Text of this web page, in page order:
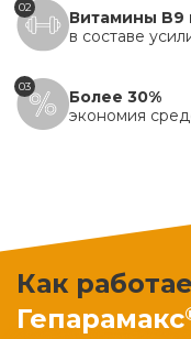
02
Витамины B9
в составе
03
Более 30%
экономия
Как
Гепарамакс